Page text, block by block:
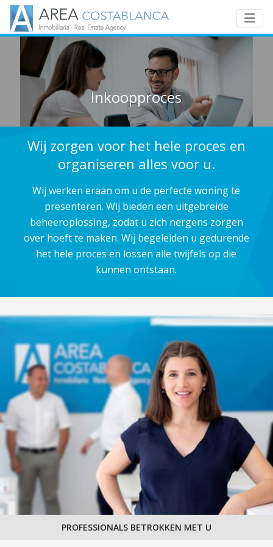
Inkoopproces
Wij zorgen voor het hele proces en
organiseren alles voor u.
Wij werken eraan om u de perfecte woning te
presenteren. Wij bieden een uitgebreide
beheeroplossing, zodat u zich nergens zorgen
over hoeft te maken. Wij begeleiden u gedurende
het hele proces en lossen alle twijfels op die
kunnen ontstaan.
PROFESSIONALS BETROKKEN MET U